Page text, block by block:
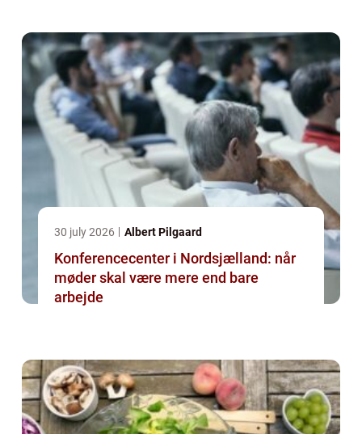
30 july 2026 Albert Pilgaard
Konferencecenter i Nordsjælland: når
møder skal være mere end bare
arbejde